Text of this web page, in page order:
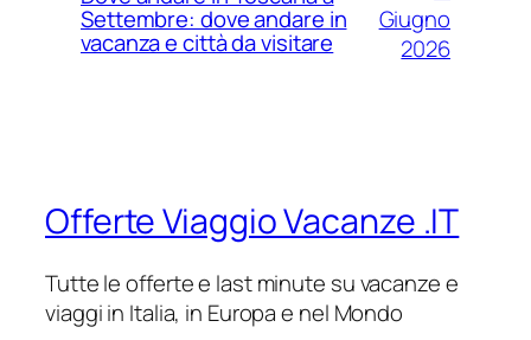
Settembre: dove andare in
vacanza e città da visitare
Giugno
2026
Offerte Viaggio Vacanze .IT
Tutte le offerte e last minute su vacanze e
viaggi in Italia, in Europa e nel Mondo